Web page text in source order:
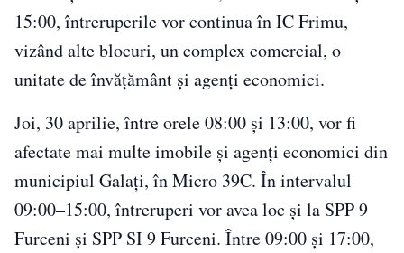
15:00, întreruperile vor continua în IC Frimu,
vizând alte blocuri, un complex comercial, o
unitate de învățământ și agenți economici.
Joi, 30 aprilie, între orele 08:00 și 13:00, vor fi
afectate mai multe imobile și agenți economici din
municipiul Galați, în Micro 39C. În intervalul
09:00–15:00, întreruperi vor avea loc și la SPP 9
Furceni și SPP SI 9 Furceni. Între 09:00 și 17:00,